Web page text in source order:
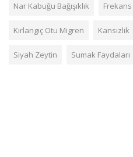
Nar Kabuğu Bağışıklık
Kırlangıç Otu Migren Kansızlık
Siyah Zeytin Sumak Faydaları